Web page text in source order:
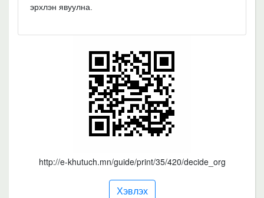
эрхлэн явуулна.
http://e-khutuch.mn/guide/print/35/420/decide_org
Хэвлэх